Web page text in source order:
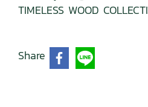
TIMELESS WOOD
Share